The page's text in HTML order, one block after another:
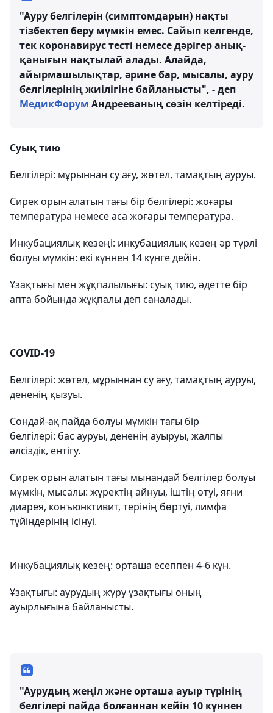
"Ауру белгілерін (симптомдарын) нақты
тізбектеп беру мүмкін емес. Сайып келгенде,
тек коронавирус тесті немесе дәрігер анық-
қанығын нақтылай алады. Алайда,
айырмашылықтар, әрине бар, мысалы, ауру
белгілерінің жиілігіне байланысты", - деп
МедикФорум Андрееваның сөзін келтіреді.
Суық тию
Белгілері: мұрыннан су ағу, жөтел, тамақтың ауруы.
Сирек орын алатын тағы бір белгілері: жоғары
температура немесе аса жоғары температура.
Инкубациялық кезеңі: инкубациялық кезең әр түрлі
болуы мүмкін: екі күннен 14 күнге дейін.
Ұзақтығы мен жұқпалылығы: суық тию, әдетте бір
апта бойында жұқпалы деп саналады.
COVID-19
Белгілері: жөтел, мұрыннан су ағу, тамақтың ауруы,
дененің қызуы.
Сондай-ақ пайда болуы мүмкін тағы бір
белгілері: бас ауруы, дененің ауыруы, жалпы
әлсіздік, ентігу.
Сирек орын алатын тағы мынандай белгілер болуы
мүмкін, мысалы: жүректің айнуы, іштің өтуі, яғни
диарея, конъюнктивит, терінің бөртуі, лимфа
түйіндерінің ісінуі.
Инкубациялық кезең: орташа есеппен 4-6 күн.
Ұзақтығы: аурудың жүру ұзақтығы оның
ауырлығына байланысты.
"Аурудың жеңіл және орташа ауыр түрінің
белгілері пайда болғаннан кейін 10 күннен